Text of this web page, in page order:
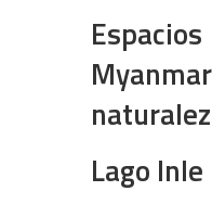
Lago Inle